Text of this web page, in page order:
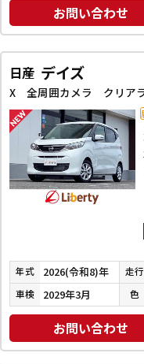
お問い合わせ
日産 デイズ
年式 2026(令和8)年 走行
車検 2029年3月 色
お問い合わせ